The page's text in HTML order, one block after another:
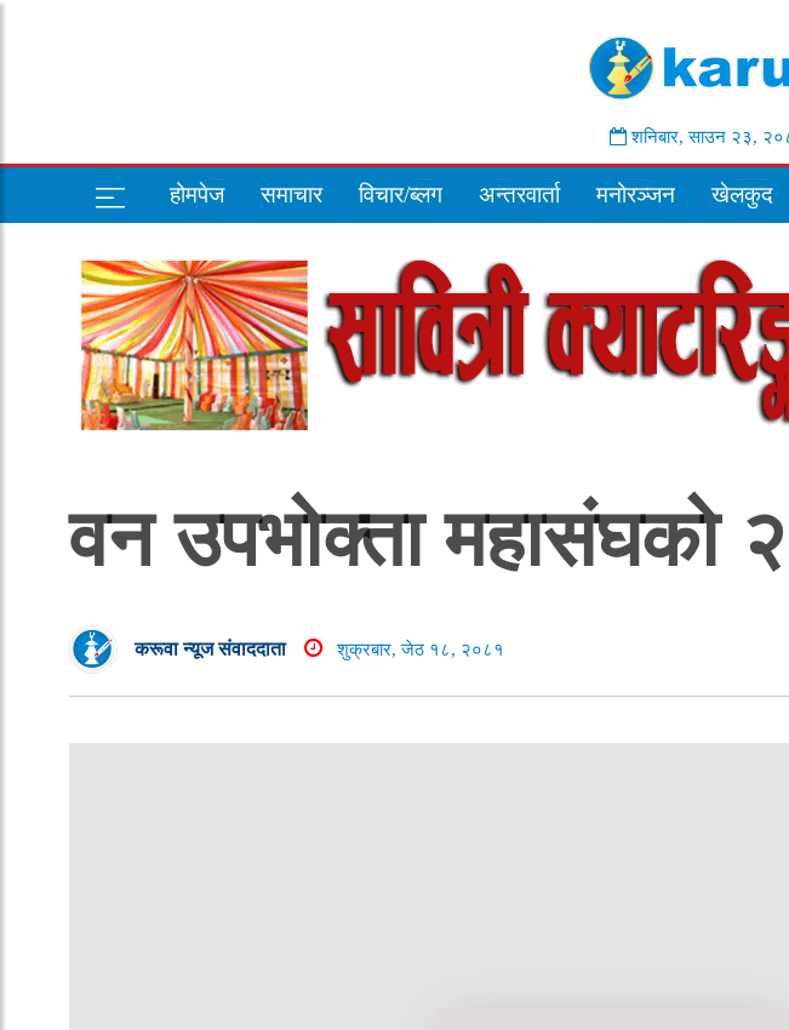
शनिबार,साउन २३,
होमपेज समाचार विचार/ब्लग अन्तरवार्ता मनोरञ्जन खेलकुद
वन उपभोक्ता महासंघको
करूवा न्यूज संवाददाता शुक्रबार, जेठ १८, २०८१